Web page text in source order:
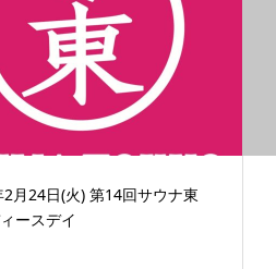
月24日(火) 第14回サウナ東
ースデイ